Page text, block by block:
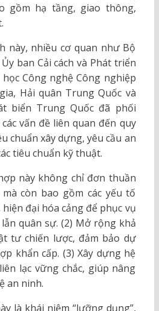
gồm hạ tầng, giao thông,
này, nhiều cơ quan như Bộ
ban Cải cách và Phát triển
học Công nghệ Công nghiệp
Hải quân Trung Quốc và
biển Trung Quốc đã phối
vấn đề liên quan đến quy
chuẩn xây dựng, yêu cầu an
tiêu chuẩn kỹ thuật.
này không chỉ đơn thuần
còn bao gồm các yếu tố
hiện đại hóa cảng để phục vụ
quân sự. (2) Mở rộng khả
tư chiến lược, đảm bảo dự
khẩn cấp. (3) Xây dựng hệ
lạc vững chắc, giúp nâng
an ninh.
là khái niệm “lưỡng dụng”,